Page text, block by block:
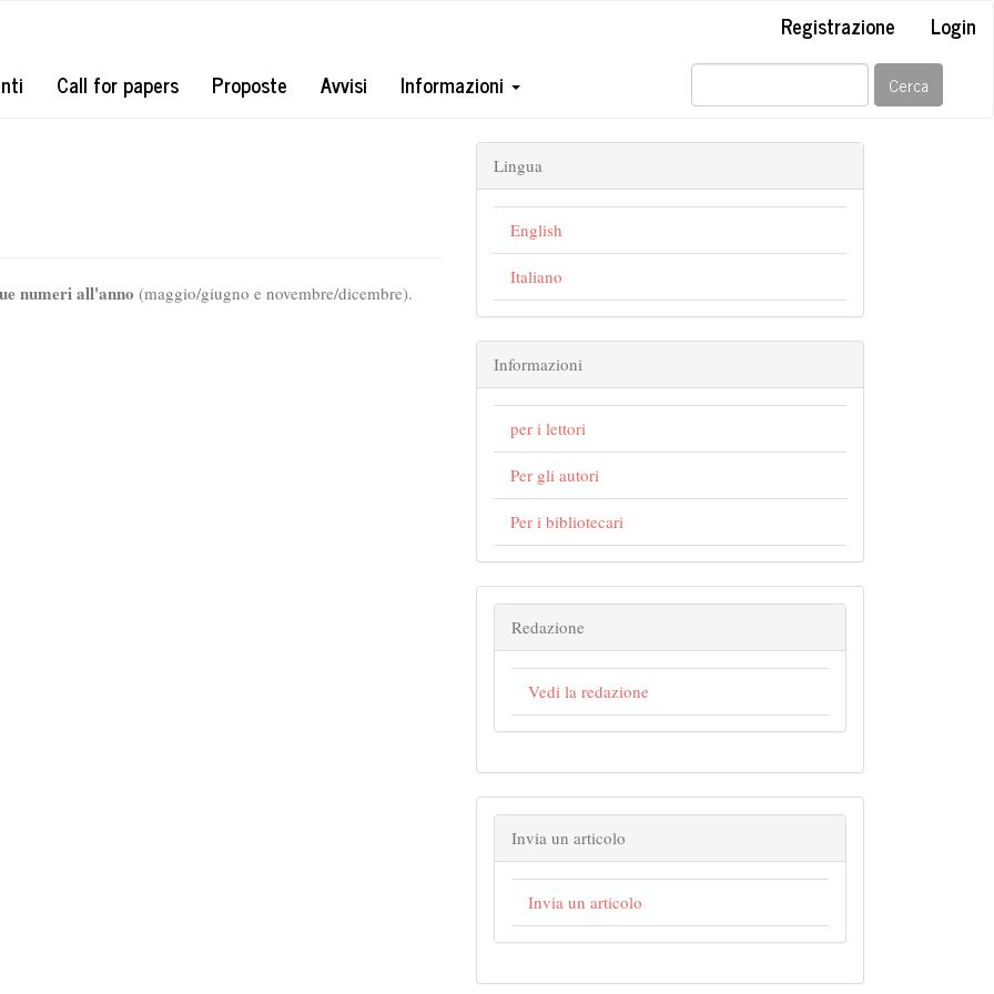
Registrazione
Login
Call for papers Proposte Avvisi Informazioni Cerca
numeri all'anno (maggio/giugno e novembre/dicembre).
Lingua
English
Italiano
Informazioni
per i lettori
Per gli autori
Per i bibliotecari
Redazione
Vedi la redazione
Invia un articolo
Invia un articolo